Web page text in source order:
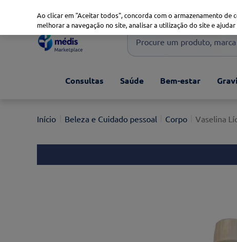
Procure um produto, marca
1º xiaomi
3º now
Consultas Saúde Bem-estar
Beleza e Cuidado pessoal Corpo Vaselina
Ao clicar em "Aceitar todos", concorda com o armazenamento de
melhorar a navegação no site, analisar a utilização do site e